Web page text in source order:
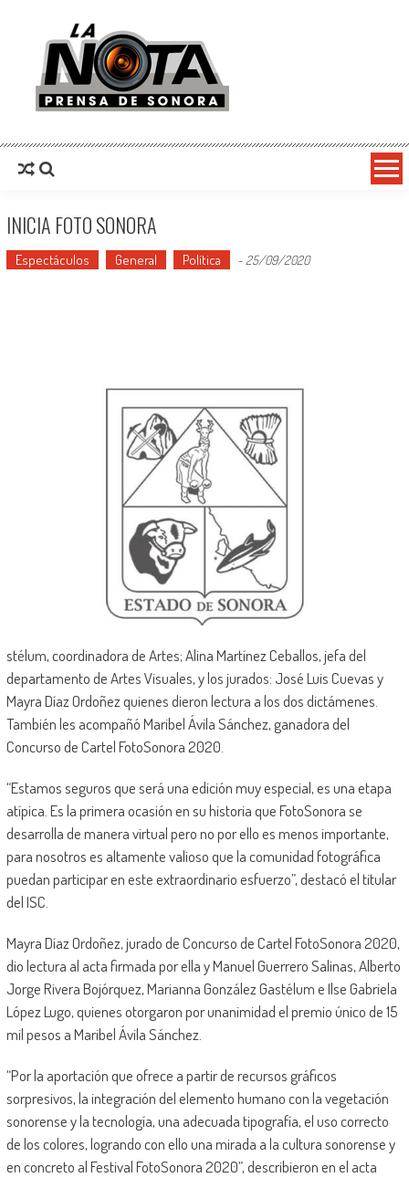
La Nota Prensa De Sonora
INICIA FOTO SONORA
Espectáculos General Política - 25/09/2020
stélum, coordinadora de Artes; Alina Martínez Ceballos, jefa del
departamento de Artes Visuales, y los jurados: José Luis Cuevas y
Mayra Díaz Ordoñez quienes dieron lectura a los dos dictámenes.
También les acompañó Maribel Ávila Sánchez, ganadora del
Concurso de Cartel FotoSonora 2020.
“Estamos seguros que será una edición muy especial, es una etapa
atípica. Es la primera ocasión en su historia que FotoSonora se
desarrolla de manera virtual pero no por ello es menos importante,
para nosotros es altamente valioso que la comunidad fotográfica
puedan participar en este extraordinario esfuerzo”, destacó el titular
del ISC.
Mayra Díaz Ordoñez, jurado de Concurso de Cartel FotoSonora 2020,
dio lectura al acta firmada por ella y Manuel Guerrero Salinas, Alberto
Jorge Rivera Bojórquez, Marianna González Gastélum e Ilse Gabriela
López Lugo, quienes otorgaron por unanimidad el premio único de 15
mil pesos a Maribel Ávila Sánchez.
“Por la aportación que ofrece a partir de recursos gráficos
sorpresivos, la integración del elemento humano con la vegetación
sonorense y la tecnología, una adecuada tipografía, el uso correcto
de los colores, logrando con ello una mirada a la cultura sonorense y
en concreto al Festival FotoSonora 2020”, describieron en el acta